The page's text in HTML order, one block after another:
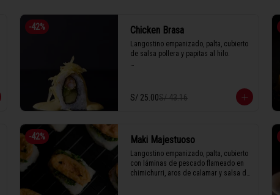
-42% Chicken Brasa
Langostino empanizado, palta, cubierto
de salsa pollera y papitas al hilo.
1 Tabla (10 unidades)
S/ 25.00S/ 43.16
-42% Maki Majestuoso
Langostino empanizado, palta, cubierto
con láminas de pescado flameado en
chimichurri, aros de calamar y salsa de